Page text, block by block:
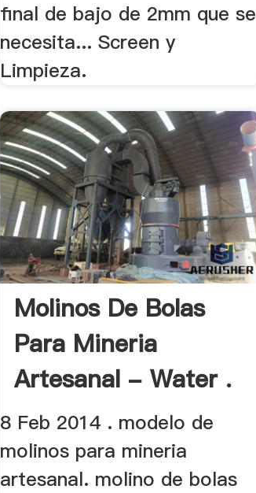
final de bajo de 2mm que se
necesita... Screen y
Limpieza.
Molinos De Bolas
Para Mineria
Artesanal - Water .
8 Feb 2014 . modelo de
molinos para mineria
artesanal. molino de bolas